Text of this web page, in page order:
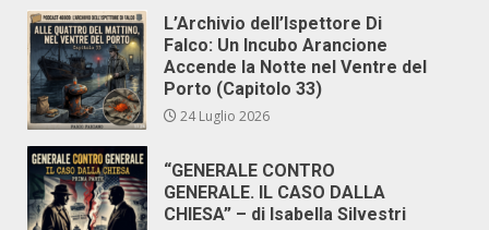
L’Archivio dell’Ispettore Di
Falco: Un Incubo Arancione
Accende la Notte nel Ventre del
Porto (Capitolo 33)
24 Luglio 2026
“GENERALE CONTRO
GENERALE. IL CASO DALLA
CHIESA” – di Isabella Silvestri